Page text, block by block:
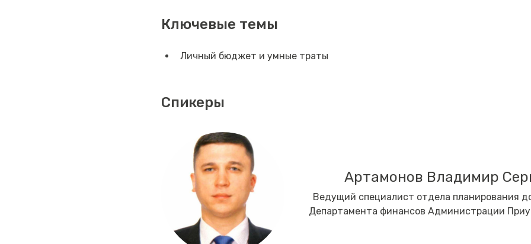
Ключевые темы
Личный бюджет и умные траты
Спикеры
Артамонов Владимир
Ведущий специалист отдела планирования
Департамента финансов Администрации